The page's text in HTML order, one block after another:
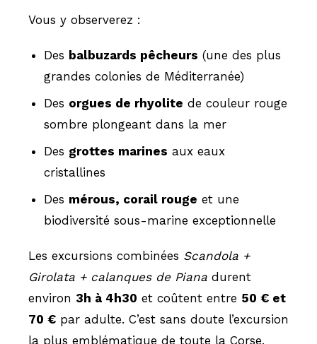
Vous y observerez :
Des balbuzards pêcheurs (une des plus
grandes colonies de Méditerranée)
Des orgues de rhyolite de couleur rouge
sombre plongeant dans la mer
Des grottes marines aux eaux
cristallines
Des mérous, corail rouge et une
biodiversité sous-marine exceptionnelle
Les excursions combinées Scandola +
Girolata + calanques de Piana durent
environ 3h à 4h30 et coûtent entre 50 € et
70 € par adulte. C’est sans doute l’excursion
la plus emblématique de toute la Corse.